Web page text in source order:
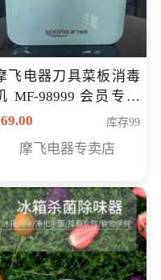
飞电器刀具菜板消毒
MF-98999 会员专享
286元
库存99
摩飞电器专卖店